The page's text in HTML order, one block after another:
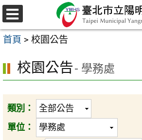
跳
至
主
內
容
區
選
單
首頁 > 校園公告
校園公告- 學務處
類別：
單位：